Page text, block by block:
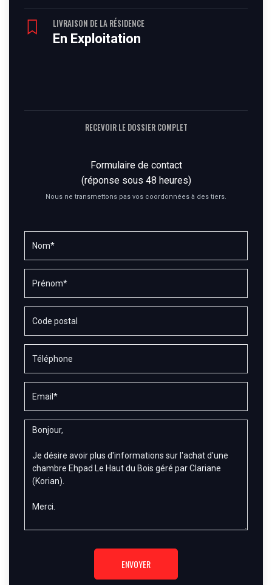
LIVRAISON DE LA RÉSIDENCE
En Exploitation
RECEVOIR LE DOSSIER COMPLET
Formulaire de contact
(réponse sous 48 heures)
Nous ne transmettons pas vos coordonnées à des tiers.
ENVOYER